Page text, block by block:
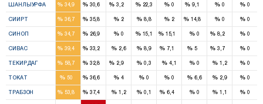
ШАНЛЫУРФА %34,9 %30,6 % 3,2 %22,3 % 0 % 9,1 % 0 % 0
СИИРТ %36,7 %35,8 % 2 % 8,8 % 2 %14,8 % 0 % 0
СИНОП %34,7 %26,9 % 0 %15,1 %15,1 % 0 % 8,2 % 0
СИВАС %39,4 %33,2 % 2,6 % 8,9 % 7,1 % 5 % 3,7 % 0
ТЕКИРДАГ %58,7 %32,8 % 2,9 % 0,3 % 4,1 % 0 % 1,2 % 0
ТОКАТ %50 %36,6 % 4 % 0 % 0 % 6,6 % 2,9 % 0
ТРАБЗОН %53,8 %37,4 % 1,2 % 0,1 % 6,4 % 0 % 1,1 % 0